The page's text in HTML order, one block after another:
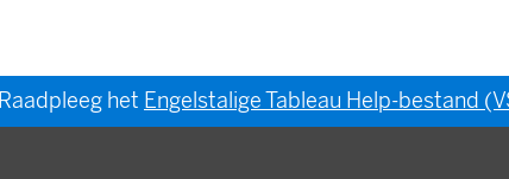
Raadpleeg het Engelstalige Tableau Help-bestand